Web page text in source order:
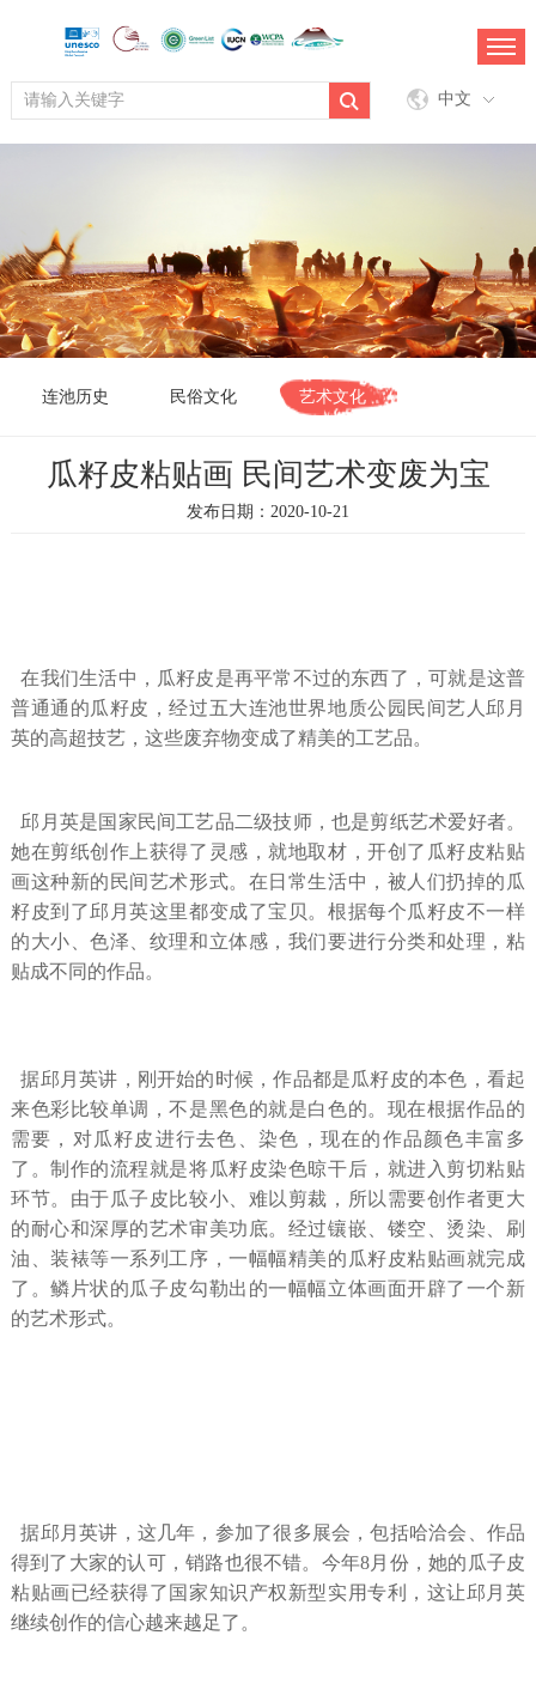
中文
连池历史 民俗文化 艺术文化
瓜籽皮粘贴画 民间艺术变废为宝
发布日期：2020-10-21
在我们生活中，瓜籽皮是再平常不过的东西了，可就是这普
普通通的瓜籽皮，经过五大连池世界地质公园民间艺人邱月
英的高超技艺，这些废弃物变成了精美的工艺品。
邱月英是国家民间工艺品二级技师，也是剪纸艺术爱好者。
她在剪纸创作上获得了灵感，就地取材，开创了瓜籽皮粘贴
画这种新的民间艺术形式。在日常生活中，被人们扔掉的瓜
籽皮到了邱月英这里都变成了宝贝。根据每个瓜籽皮不一样
的大小、色泽、纹理和立体感，我们要进行分类和处理，粘
贴成不同的作品。
据邱月英讲，刚开始的时候，作品都是瓜籽皮的本色，看起
来色彩比较单调，不是黑色的就是白色的。现在根据作品的
需要，对瓜籽皮进行去色、染色，现在的作品颜色丰富多
了。制作的流程就是将瓜籽皮染色晾干后，就进入剪切粘贴
环节。由于瓜子皮比较小、难以剪裁，所以需要创作者更大
的耐心和深厚的艺术审美功底。经过镶嵌、镂空、烫染、刷
油、装裱等一系列工序，一幅幅精美的瓜籽皮粘贴画就完成
了。鳞片状的瓜子皮勾勒出的一幅幅立体画面开辟了一个新
的艺术形式。
据邱月英讲，这几年，参加了很多展会，包括哈洽会、作品
得到了大家的认可，销路也很不错。今年8月份，她的瓜子皮
粘贴画已经获得了国家知识产权新型实用专利，这让邱月英
继续创作的信心越来越足了。